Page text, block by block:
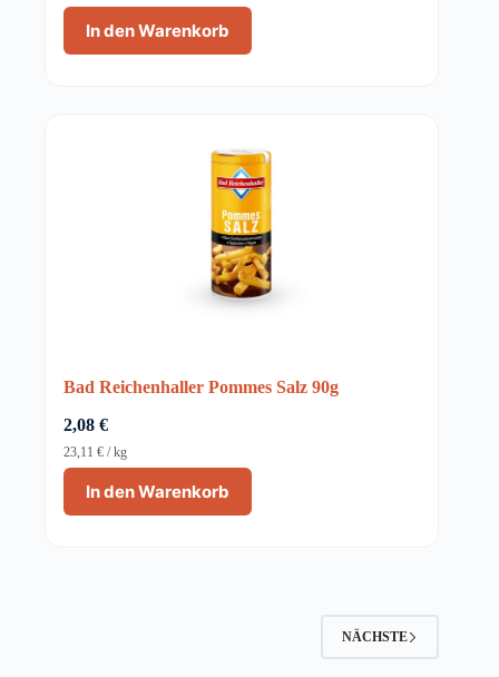
In den Warenkorb
Bad Reichenhaller Pommes Salz 90g
2,08 €
In den Warenkorb
23,11 € /kg
NÄCHSTE